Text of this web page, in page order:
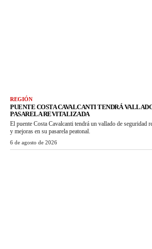
REGIÓN
PUENTE COSTA CAVALCANTI TENDRÁ
PASARELA REVITALIZADA
El puente Costa Cavalcanti tendrá un vallado de seguridad
y mejoras en su pasarela peatonal.
6 de agosto de 2026